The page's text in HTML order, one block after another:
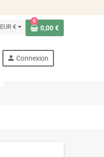
EUR €
0
0,00 €
person Connexion